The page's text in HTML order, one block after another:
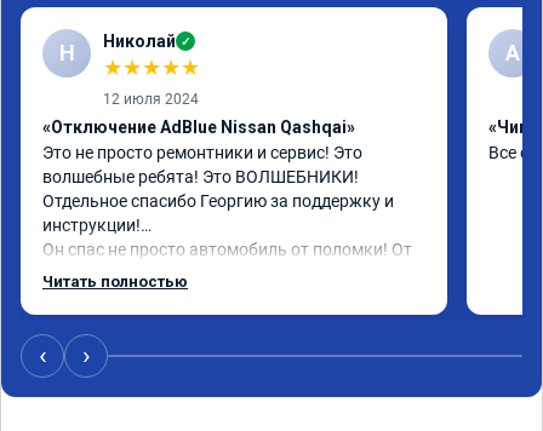
Н Николай ✓
★★★★★
12 июля 2024
«Отключение AdBlue Nissan Qashqai»
Это не просто ремонтники и сервис! Это
волшебные ребята! Это ВОЛШЕБНИКИ!
Отдельное спасибо Георгию за поддержку и
инструкции!
Он спас не просто автомобиль от поломки! От
его спас одну человеческую душу!
Если бы можно поставить миллион звезд я бы
это с удовольствием сделал!
Спасибо!
Читать полностью
А
«Чип
Все
‹ ›